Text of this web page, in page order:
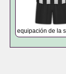
equipación de la